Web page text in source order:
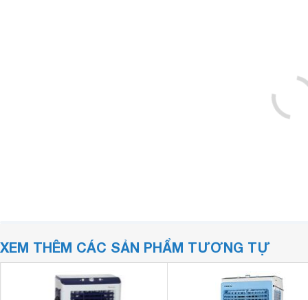
XEM THÊM CÁC SẢN PHẨM TƯƠNG TỰ